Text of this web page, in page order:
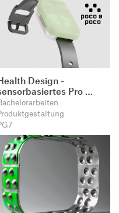
Design -
Pro …